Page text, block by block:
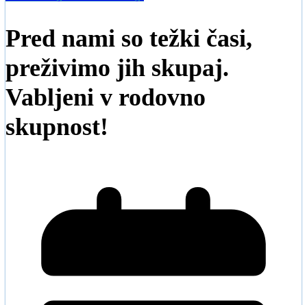
Pred nami so težki časi,
preživimo jih skupaj.
Vabljeni v rodovno
skupnost!